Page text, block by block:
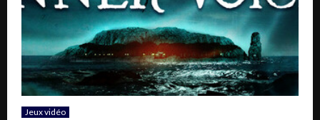
Jeux vidéo